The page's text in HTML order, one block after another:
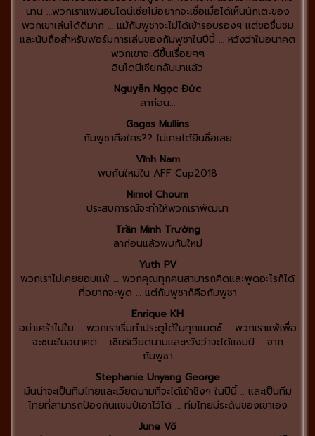
นาน …พวกเราแฟนอินโดนีเซียไม่อยากจะเชื่อเมื่อได้เห็นนักเตะของ
พวกเขาเล่นได้ดีมาก … แม้กัมพูชาจะไม่ได้เข้ารอบรองฯ แต่ขอชื่นชม
และนับถือสำหรับฟอร์มการเล่นของกัมพูชาในปีนี้ … หวังว่าในอนาคต
พวกเขาจะดีขื้นเรื่อยๆๆ
อินโดนีเซียกลับมาแล้ว
Nguyễn Ngọc Đức
ลาก่อน…
Gagas Mullins
กัมพูชาคือใคร?? ไม่เคยได้ยินชื่อเลย
Vĩnh Nam
พบกันใหม่ใน AFF Cup2018
Nimol Choum
ประสบการณ์จะทำให้พวกเราพัฒนา
Trần Minh Trường
ลาก่อนแล้วพบกันใหม่
Yuth PV
พวกเราไม่เคยยอมแพ้ … พวกคุณทุกคนสามารถคิดและพูดอะไรก็ได้
ที่อยากจะพูด … แต่กัมพูชาก็คือกัมพูชา
Enrique KH
อย่าเศร้าไปใย … พวกเราเริ่มทำประตูได้ในทุกแมตช์ … พวกเราแพ้เพื่อ
จะชนะในอนาคต … เชียร์เวียดนามและหวังว่าจะได้แชมป์ … จาก
กัมพูชา
Stephanie Unyang George
มันน่าจะเป็นทีมไทยและเวียดนามที่จะได้เข้าชิงฯ ในปีนี้ .. และเป็นทีม
ไทยที่สามารถป้องกันแชมป์เอาไว้ได้ … ทีมไทยมีระดับของเขาเอง
June Võ